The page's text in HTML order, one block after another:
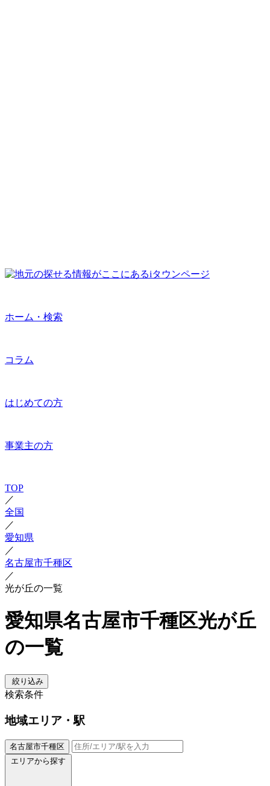
ホーム・検索
コラム
はじめての方
事業主の方
TOP
／
全国
／
愛知県
／
名古屋市千種区
／
光が丘の一覧
愛知県名古屋市千種区光が丘
の一覧
絞り込み
検索条件
地域エリア・駅
名古屋市千種区
エリアから探す